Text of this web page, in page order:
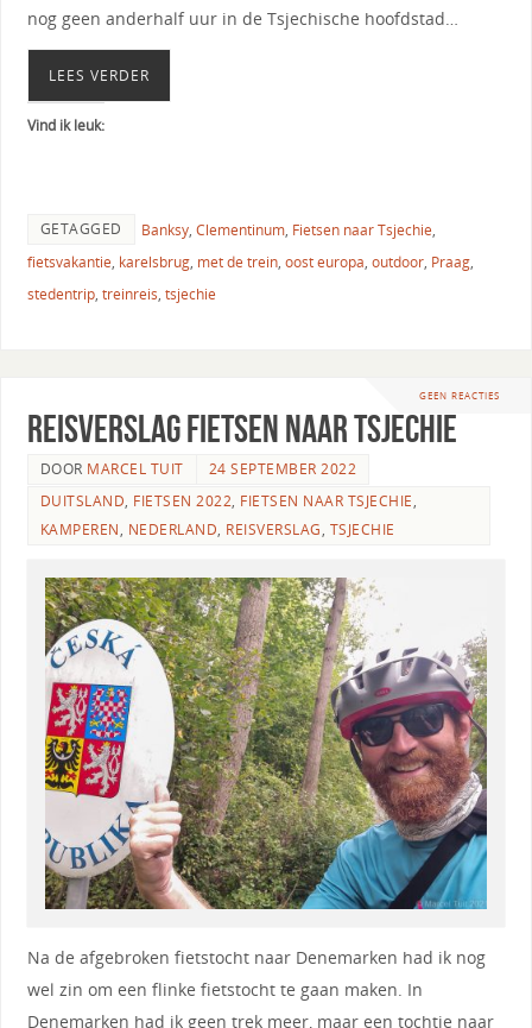
nog geen anderhalf uur in de Tsjechische hoofdstad…
LEES VERDER
Vind ik leuk:
GETAGGED Banksy, Clementinum, Fietsen naar Tsjechie,
fietsvakantie, karelsbrug, met de trein, oost europa, outdoor, Praag,
stedentrip, treinreis, tsjechie
GEEN REACTIES
Reisverslag fietsen naar Tsjechie
DOOR MARCEL TUIT
24 SEPTEMBER 2022
DUITSLAND, FIETSEN 2022, FIETSEN NAAR TSJECHIE,
KAMPEREN, NEDERLAND, REISVERSLAG, TSJECHIE
Na de afgebroken fietstocht naar Denemarken had ik nog
wel zin om een flinke fietstocht te gaan maken. In
Denemarken had ik geen trek meer, maar een tochtje naar